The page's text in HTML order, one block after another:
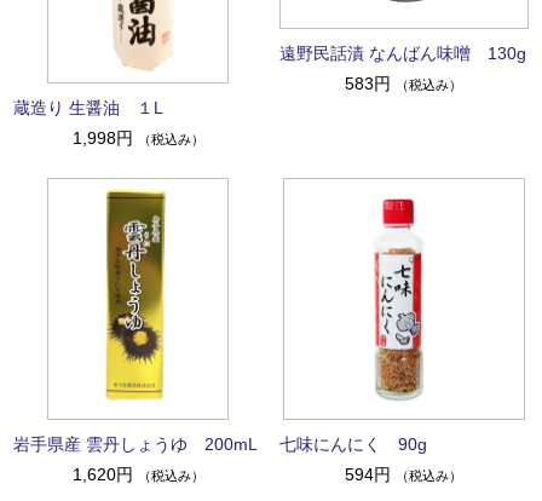
蔵造り 生醤油 １L
1,998円
（税込み）
遠野民話漬 なんばん味噌 130g
583円
（税込み）
岩手県産 雲丹しょうゆ 200mL
1,620円
（税込み）
七味にんにく 90g
594円
（税込み）